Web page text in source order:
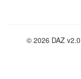
© 2026 DAZ v2.0